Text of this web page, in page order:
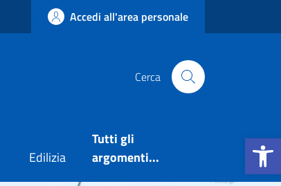
Apri la
Accedi all'area personale
Cerca
Edilizia
Tutti gli
argomenti...